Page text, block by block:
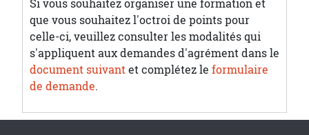
Si vous souhaitez organiser une formation et
que vous souhaitez l'octroi de points pour
celle-ci, veuillez consulter les modalités qui
s'appliquent aux demandes d'agrément dans le
document suivantet complétez le formulaire
de demande.